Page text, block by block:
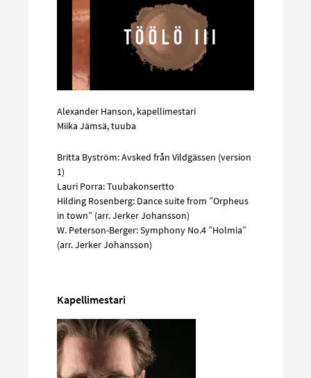
Alexander Hanson, kapellimestari
Miika Jämsä, tuuba
Britta Byström: Avsked från Vildgässen (version
1)
Lauri Porra: Tuubakonsertto
Hilding Rosenberg: Dance suite from ”Orpheus
in town” (arr. Jerker Johansson)
W. Peterson-Berger: Symphony No.4 ”Holmia”
(arr. Jerker Johansson)
Kapellimestari